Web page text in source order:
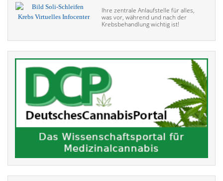
Ihre zentrale Anlaufstelle für alles,
was vor, während und nach der
Krebsbehandlung wichtig ist!